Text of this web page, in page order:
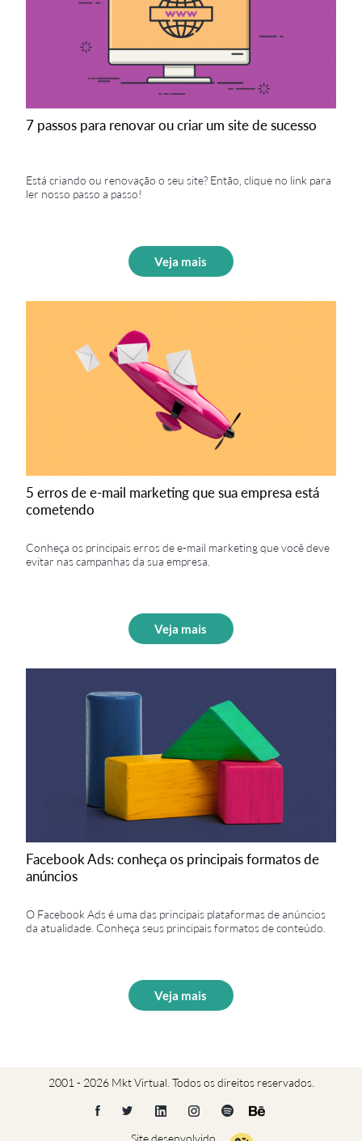
7 passos para renovar ou criar um site de sucesso
Está criando ou renovação o seu site? Então, clique no link para
ler nosso passo a passo!
Veja mais
5 erros de e-mail marketing que sua empresa está
cometendo
Conheça os principais erros de e-mail marketing que você deve
evitar nas campanhas da sua empresa.
Veja mais
Facebook Ads: conheça os principais formatos de
anúncios
O Facebook Ads é uma das principais plataformas de anúncios
da atualidade. Conheça seus principais formatos de conteúdo.
Veja mais
2001 - 2026 Mkt Virtual. Todos os direitos reservados.
Site desenvolvido